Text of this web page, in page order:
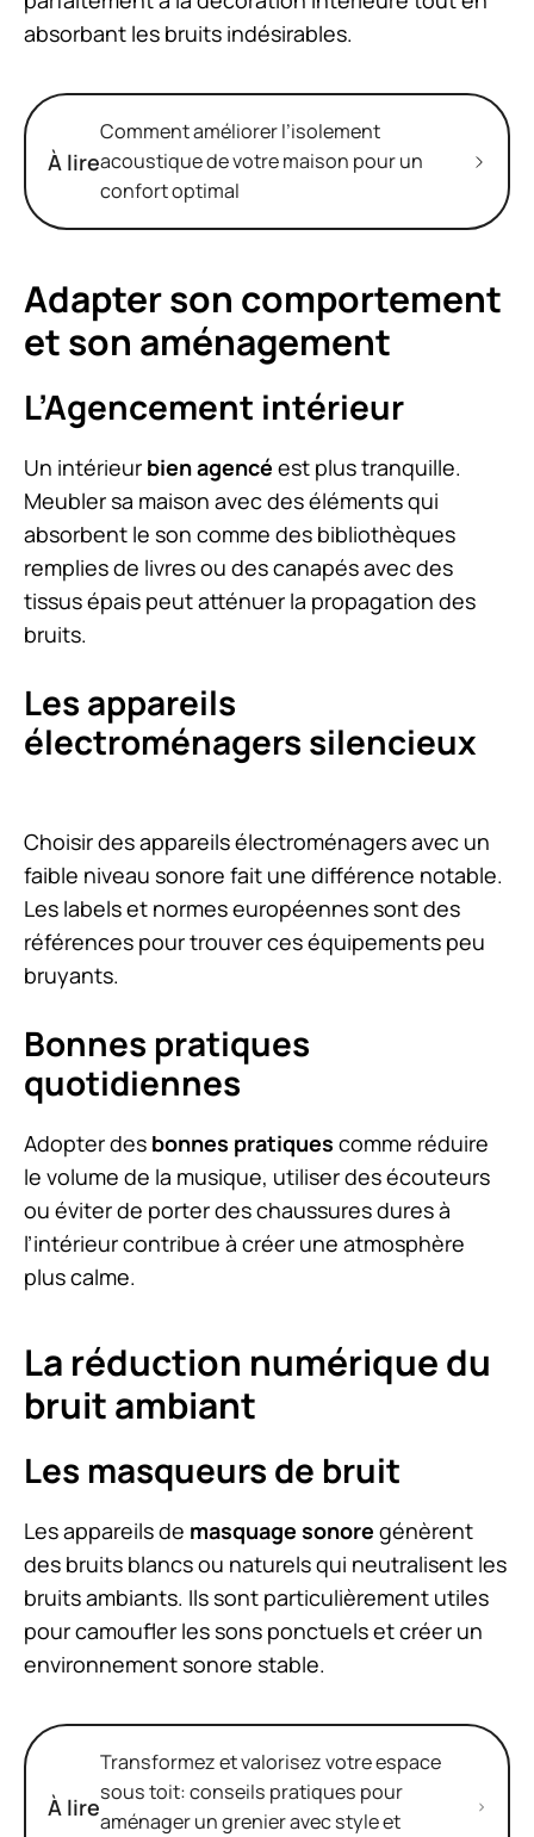
absorbant les bruits indésirables.
À lire
Comment améliorer l’isolement
acoustique de votre maison pour un
confort optimal
Adapter son comportement
et son aménagement
L’Agencement intérieur
Un intérieur bien agencé est plus tranquille.
Meubler sa maison avec des éléments qui
absorbent le son comme des bibliothèques
remplies de livres ou des canapés avec des
tissus épais peut atténuer la propagation des
bruits.
Les appareils
électroménagers silencieux
Choisir des appareils électroménagers avec un
faible niveau sonore fait une différence notable.
Les labels et normes européennes sont des
références pour trouver ces équipements peu
bruyants.
Bonnes pratiques
quotidiennes
Adopter des bonnes pratiques comme réduire
le volume de la musique, utiliser des écouteurs
ou éviter de porter des chaussures dures à
l’intérieur contribue à créer une atmosphère
plus calme.
La réduction numérique du
bruit ambiant
Les masqueurs de bruit
Les appareils de masquage sonore génèrent
des bruits blancs ou naturels qui neutralisent les
bruits ambiants. Ils sont particulièrement utiles
pour camoufler les sons ponctuels et créer un
environnement sonore stable.
À lire
Transformez et valorisez votre espace
sous toit: conseils pratiques pour
aménager un grenier avec style et